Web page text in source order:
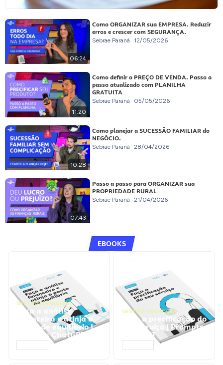
06:24
Como ORGANIZAR sua EMPRESA. Reduzir
erros e crescer com SEGURANÇA.
Sebrae Paraná 12/05/2026
11:20
Como definir o PREÇO DE VENDA. Passo a
passo atualizado com PLANILHA
GRATUITA
Sebrae Paraná 05/05/2026
10:28
Como planejar a SUCESSÃO FAMILIAR do
NEGÓCIO.
Sebrae Paraná 28/04/2026
07:43
Passo a passo para ORGANIZAR sua
PROPRIEDADE RURAL
Sebrae Paraná 21/04/2026
EBOOKS
GESTÃO FINANCEIRA
Faça a análise
financeira e atinja o
ponto de equilíbrio |
Prompts ChatGPT
GESTÃO FINANCEIRA
Faça a precificação do
seu serviço | Prompts
ChatGPT